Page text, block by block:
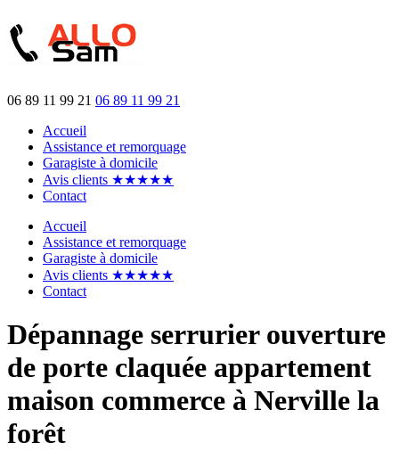
06 89 11 99 21 06 89 11 99 21
Accueil
Assistance et remorquage
Garagiste à domicile
Avis clients ★★★★★
Contact
Accueil
Assistance et remorquage
Garagiste à domicile
Avis clients ★★★★★
Contact
Dépannage serrurier ouverture
de porte claquée appartement
maison commerce à Nerville la
forêt